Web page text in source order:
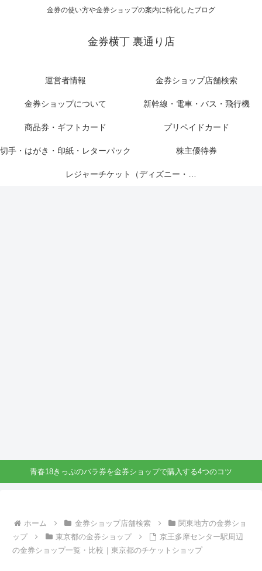
金券の使い方や金券ショップの案内に特化したブログ
金券横丁 裏通り店
運営者情報 金券ショップ店舗検索
金券ショップについて 新幹線・電車・バス・飛行機
商品券・ギフトカード プリペイドカード
切手・はがき・印紙・レターパック 株主優待券
レジャーチケット（ディズニー・USJ他）
青春18きっぷのバラ券を金券ショップで購入する4つのコツ
ホーム 金券ショップ店舗検索
関東地方の金券ショ
ップ
東京都の金券ショップ
京王多摩センター駅周辺
の金券ショップ一覧・比較｜東京都のチケットショップ